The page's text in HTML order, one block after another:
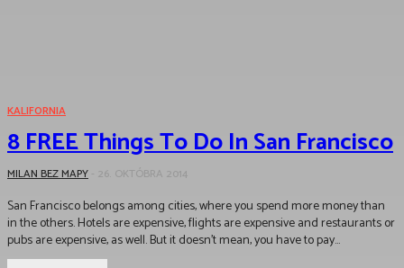
KALIFORNIA
8 FREE Things To Do In San Francisco
MILAN BEZ MAPY - 26. OKTÓBRA 2014
San Francisco belongs among cities, where you spend more money than
in the others. Hotels are expensive, flights are expensive and restaurants or
pubs are expensive, as well. But it doesn't mean, you have to pay...